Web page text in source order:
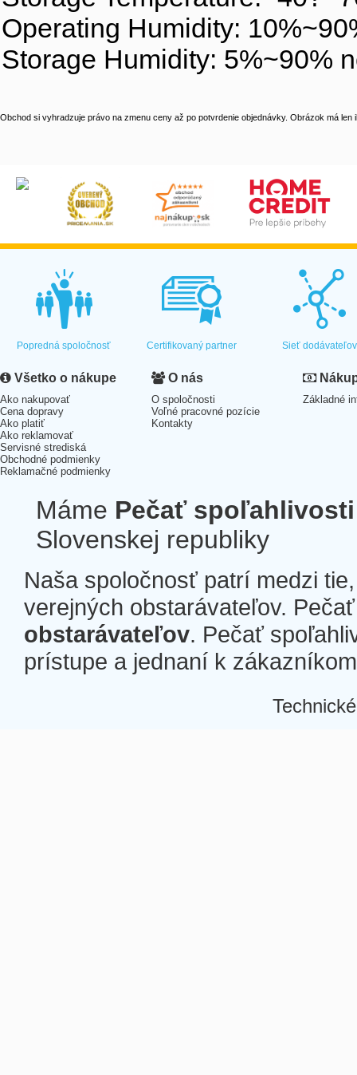
Operating Humidity:
Storage Humidity: 5%~90%
Obchod si vyhradzuje právo na zmenu ceny až po potvrdenie objednávky. Obrázok má len
Popredná spoločnosť Certifikovaný partner Sieť dodávateľov
Všetko o nákupe
Ako nakupovať
Cena dopravy
Ako platiť
Ako reklamovať
Servisné strediská
Obchodné podmienky
Reklamačné podmienky
O nás
O spoločnosti
Voľné pracovné pozície
Kontakty
Základné
Máme Pečať spoľahlivosti
Slovenskej republiky
Naša spoločnosť patrí medzi
verejných obstarávateľov.
obstarávateľov. Pečať
prístupe a jednaní k